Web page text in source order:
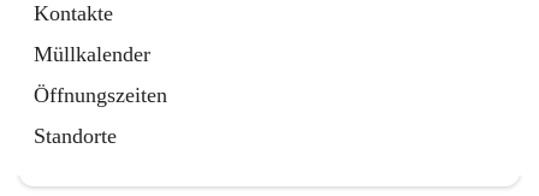
Kontakte
Müllkalender
Öffnungszeiten
Standorte